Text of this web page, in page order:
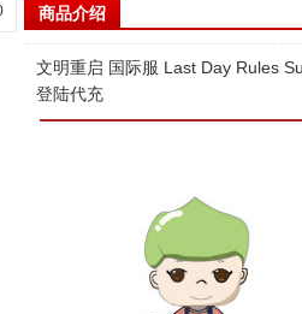
商品介绍
文明重启 国际服 Last Day Rules
登陆代充